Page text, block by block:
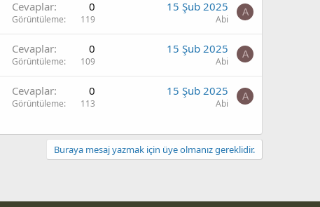
Cevaplar 0
Görüntüleme 119
15 Şub 2025
Abi
A
Cevaplar 0
Görüntüleme 109
15 Şub 2025
Abi
A
Cevaplar 0
Görüntüleme 113
15 Şub 2025
Abi
A
Buraya mesaj yazmak için üye olmanız gereklidir.